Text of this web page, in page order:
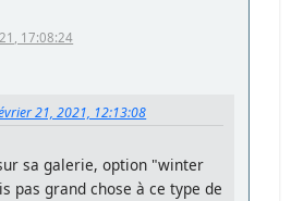
17:08:24
21, 2021, 12:13:08
sa galerie, option "winter
pas grand chose à ce type de